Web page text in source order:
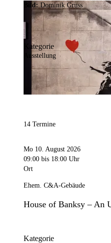
Bild:Dominik Gruss
Kategorie
Ausstellung
14 Termine
Mo 10. August 2026
09:00 bis 18:00 Uhr
Ort
Ehem. C&A-Gebäude
House of Banksy – An
Kategorie